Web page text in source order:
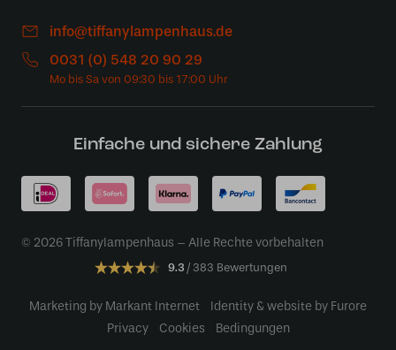
info@tiffanylampenhaus.de
0031 (0) 548 20 90 29
Einfache und sichere Zahlung
© 2026 Tiffanylampenhaus – Alle Rechte vorbehalten
9.3 383 Bewertungen
Marketing by Markant Internet
Identity & website by Furore
Privacy
Cookies Bedingungen